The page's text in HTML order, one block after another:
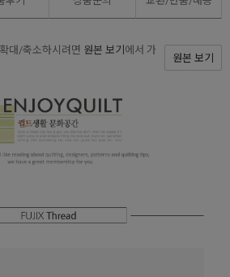
대/축소하시려면 원본 보기 에서 가
원본 보기